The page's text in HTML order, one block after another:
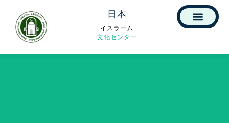
日本
イスラーム
文化センター